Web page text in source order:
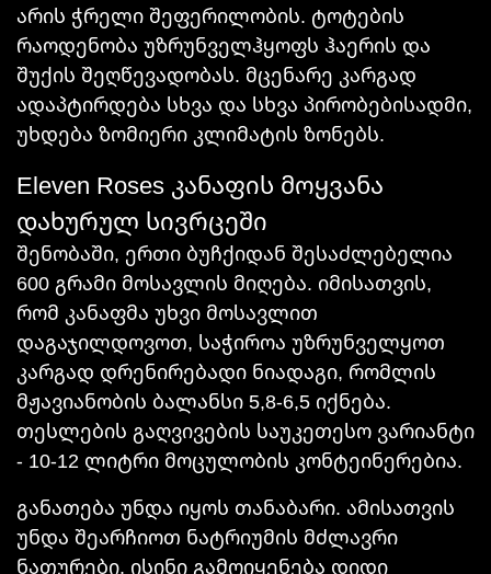
არის ჭრელი შეფერილობის. ტოტების
რაოდენობა უზრუნველჰყოფს ჰაერის და
შუქის შეღწევადობას. მცენარე კარგად
ადაპტირდება სხვა და სხვა პირობებისადმი,
უხდება ზომიერი კლიმატის ზონებს.
Eleven Roses კანაფის მოყვანა
დახურულ სივრცეში
შენობაში, ერთი ბუჩქიდან შესაძლებელია
600 გრამი მოსავლის მიღება. იმისათვის,
რომ კანაფმა უხვი მოსავლით
დაგაჯილდოვოთ, საჭიროა უზრუნველყოთ
კარგად დრენირებადი ნიადაგი, რომლის
მჟავიანობის ბალანსი 5,8-6,5 იქნება.
თესლების გაღვივების საუკეთესო ვარიანტი
- 10-12 ლიტრი მოცულობის კონტეინერებია.
განათება უნდა იყოს თანაბარი. ამისათვის
უნდა შეარჩიოთ ნატრიუმის მძლავრი
ნათურები. ისინი გამოიყენება დიდი